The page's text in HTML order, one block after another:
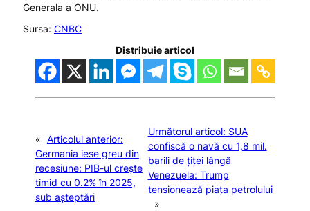
Generala a ONU.
Sursa: CNBC
Distribuie articol
« Articolul anterior:
Germania iese greu din
recesiune: PIB-ul crește
timid cu 0.2% în 2025,
sub așteptări
Următorul articol: SUA
confiscă o navă cu 1,8 mil.
barili de țiței lângă
Venezuela: Trump
tensionează piața petrolului
»